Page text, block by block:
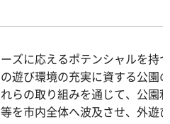
ズに応えるポテンシャルを持
遊び環境の充実に資する公園
らの取り組みを通じて、公園
を市内全体へ波及させ、外遊